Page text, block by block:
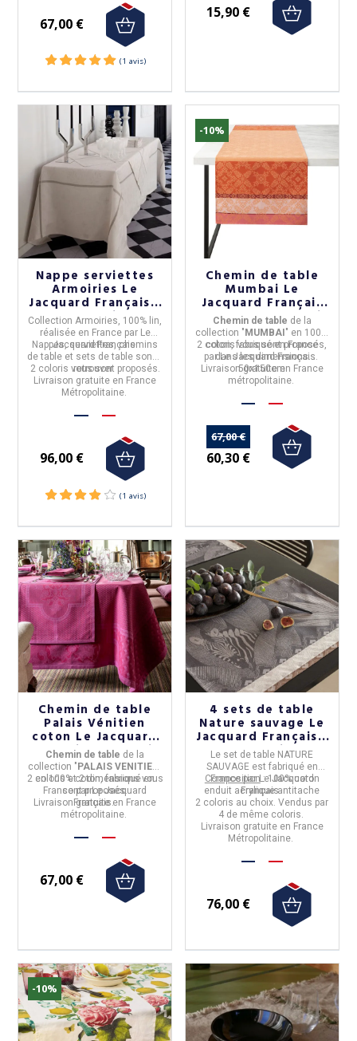
67,00 €
(1 avis)
15,90 €
Nappe serviettes
Armoiries Le
Jacquard Français -
2 coloris
Collection Armoiries, 100% lin,
réalisée en Francepar Le
Jacquard Français.
Nappes, serviettes, chemins
de table et sets de table sont à
retrouver.
2 coloris vous sont proposés.
Livraison gratuite en France
Métropolitaine.
96,00 €
-10%
Chemin de table
Mumbai Le
Jacquard Français
en coton - 2 coloris
Chemin de table de la
collection " MUMBAI " en 100%
coton,fabriqué enFrance
par Le Jacquard Français.
2 coloris vous sont proposés,
dans les dimensions
50x150cm
Livraison gratuite en France
métropolitaine.
67,00 €
60,30 €
Chemin de table
Palais Vénitien
coton Le Jacquard
Français - 2 coloris
2 tailles
Chemin de table de la
collection " PALAIS VENITIEN
en 100% coton,fabriqué en
FranceparLe Jacquard
Français.
2 coloris et 2 dimensions vous
sont proposés.
Livraison gratuite en France
métropolitaine.
67,00 €
4 sets de table
Nature sauvage Le
Jacquard Français -
2 coloris
Le set de table NATURE
SAUVAGE est fabriqué en
FranceparLe Jacquard
Français.
Composition: 100% coton
enduit acrylique antitache
2 coloris au choix. Vendus par
4 de même coloris.
Livraison gratuite en France
Métropolitaine.
76,00 €
-10%